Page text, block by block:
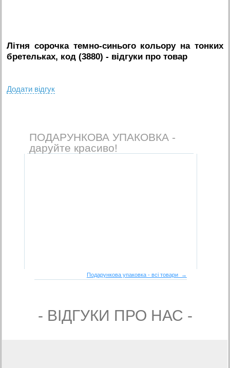
Літня сорочка темно-синього кольору на тонких
бретельках, код (3880) - вiдгуки про товар
Додати вiдгук
ПОДАРУНКОВА УПАКОВКА -
даруйте красиво!
Подарункова упаковка - всі товари →
- ВIДГУКИ ПРО НАС -